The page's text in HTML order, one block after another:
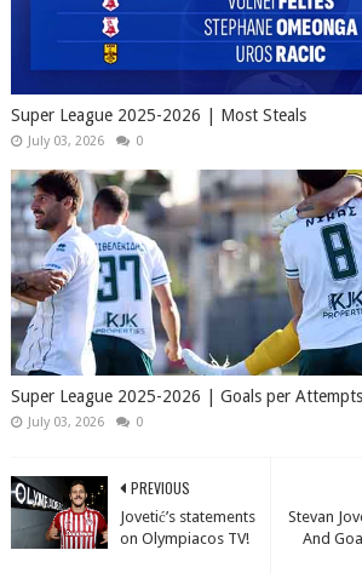
Super League 2025-2026 | Most Steals
July 03, 2026 0
Super League 2025-2026 | Goals per Attempts
July 03, 2026 0
Stevan
And
PREVIOUS
Jovetić’s statements
on Olympiacos TV!